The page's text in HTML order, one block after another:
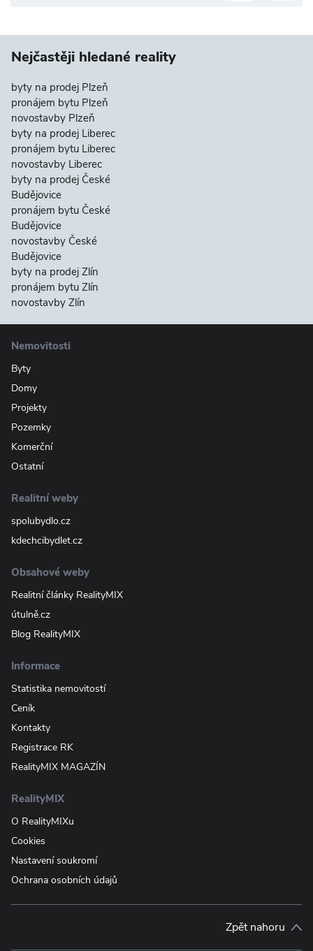
Nejčastěji hledané reality
byty na prodej Plzeň
pronájem bytu Plzeň
novostavby Plzeň
byty na prodej Liberec
pronájem bytu Liberec
novostavby Liberec
byty na prodej České
Budějovice
pronájem bytu České
Budějovice
novostavby České
Budějovice
byty na prodej Zlín
pronájem bytu Zlín
novostavby Zlín
Nemovitosti
Byty
Domy
Projekty
Pozemky
Komerční
Ostatní
Realitní weby
spolubydlo.cz
kdechcibydlet.cz
Obsahové weby
Realitní články RealityMIX
útulně.cz
Blog RealityMIX
Informace
Statistika nemovitostí
Ceník
Kontakty
Registrace RK
RealityMIX MAGAZÍN
RealityMIX
O RealityMIXu
Cookies
Nastavení soukromí
Ochrana osobních údajů
Zpět nahoru